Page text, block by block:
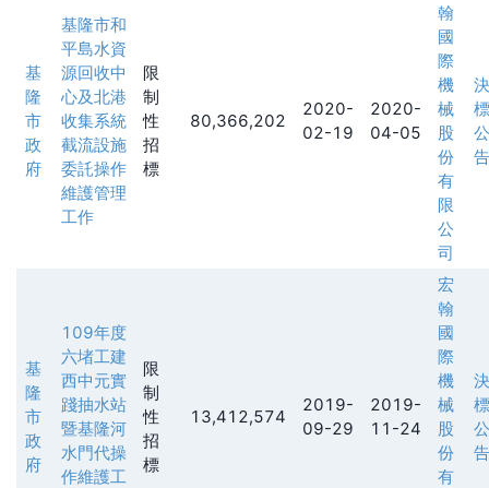
基
隆
市
政
府
基隆市和
平島水資
源回收中
心及北港
收集系統
截流設施
委託操作
維護管理
工作
限
制
性
招
標
80,366,202
2020-
02-19
2020-
04-05
翰
國
際
機
械
股
份
有
限
公
司
決
標
公
告
基
隆
市
政
府
109年度
六堵工建
西中元實
踐抽水站
暨基隆河
水門代操
作維護工
限
制
性
招
標
13,412,574
2019-
09-29
2019-
11-24
宏
翰
國
際
機
械
股
份
有
決
標
公
告